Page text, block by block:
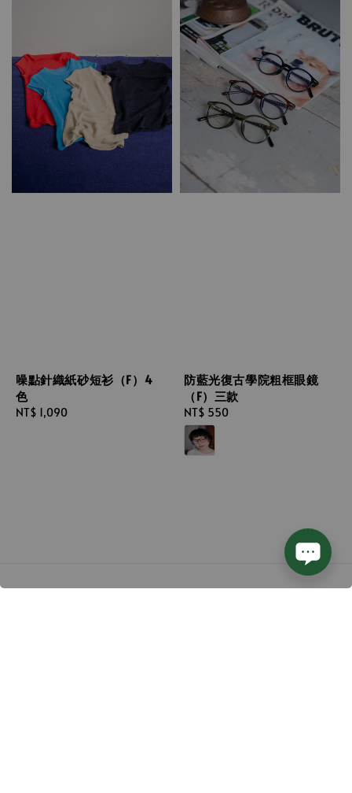
噪點針織紙砂短衫（F）4
色
Regular
NT$ 1,090
防藍光復古學院粗框眼鏡
（F）三款
Regular
price
NT$ 550